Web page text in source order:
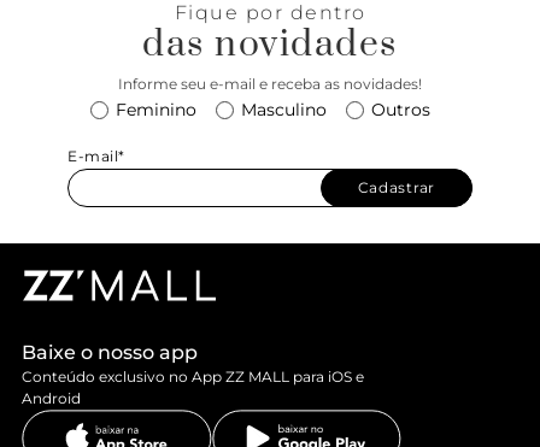
Fique por dentro
das novidades
Informe seu e-mail e receba as novidades!
Feminino Masculino Outros
E-mail*
Cadastrar
Baixe o nosso app
Conteúdo exclusivo no App ZZ MALL para iOS e
Android